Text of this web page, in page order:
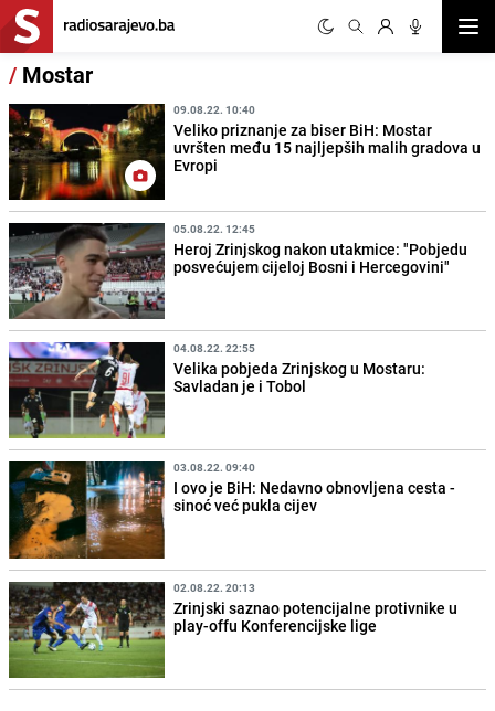
/ Mostar
09.08.22. 10:40
Veliko priznanje za biser BiH: Mostar
uvršten među 15 najljepših malih gradova u
Evropi
05.08.22. 12:45
Heroj Zrinjskog nakon utakmice: "Pobjedu
posvećujem cijeloj Bosni i Hercegovini"
04.08.22. 22:55
Velika pobjeda Zrinjskog u Mostaru:
Savladan je i Tobol
03.08.22. 09:40
I ovo je BiH: Nedavno obnovljena cesta -
sinoć već pukla cijev
02.08.22. 20:13
Zrinjski saznao potencijalne protivnike u
play-offu Konferencijske lige